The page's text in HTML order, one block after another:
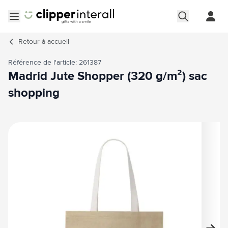
Retour à accueil
Référence de l'article: 261387
Madrid Jute Shopper (320 g/m²) sac
shopping